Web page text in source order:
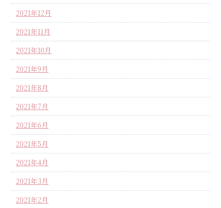
2021年12月
2021年11月
2021年10月
2021年9月
2021年8月
2021年7月
2021年6月
2021年5月
2021年4月
2021年3月
2021年2月